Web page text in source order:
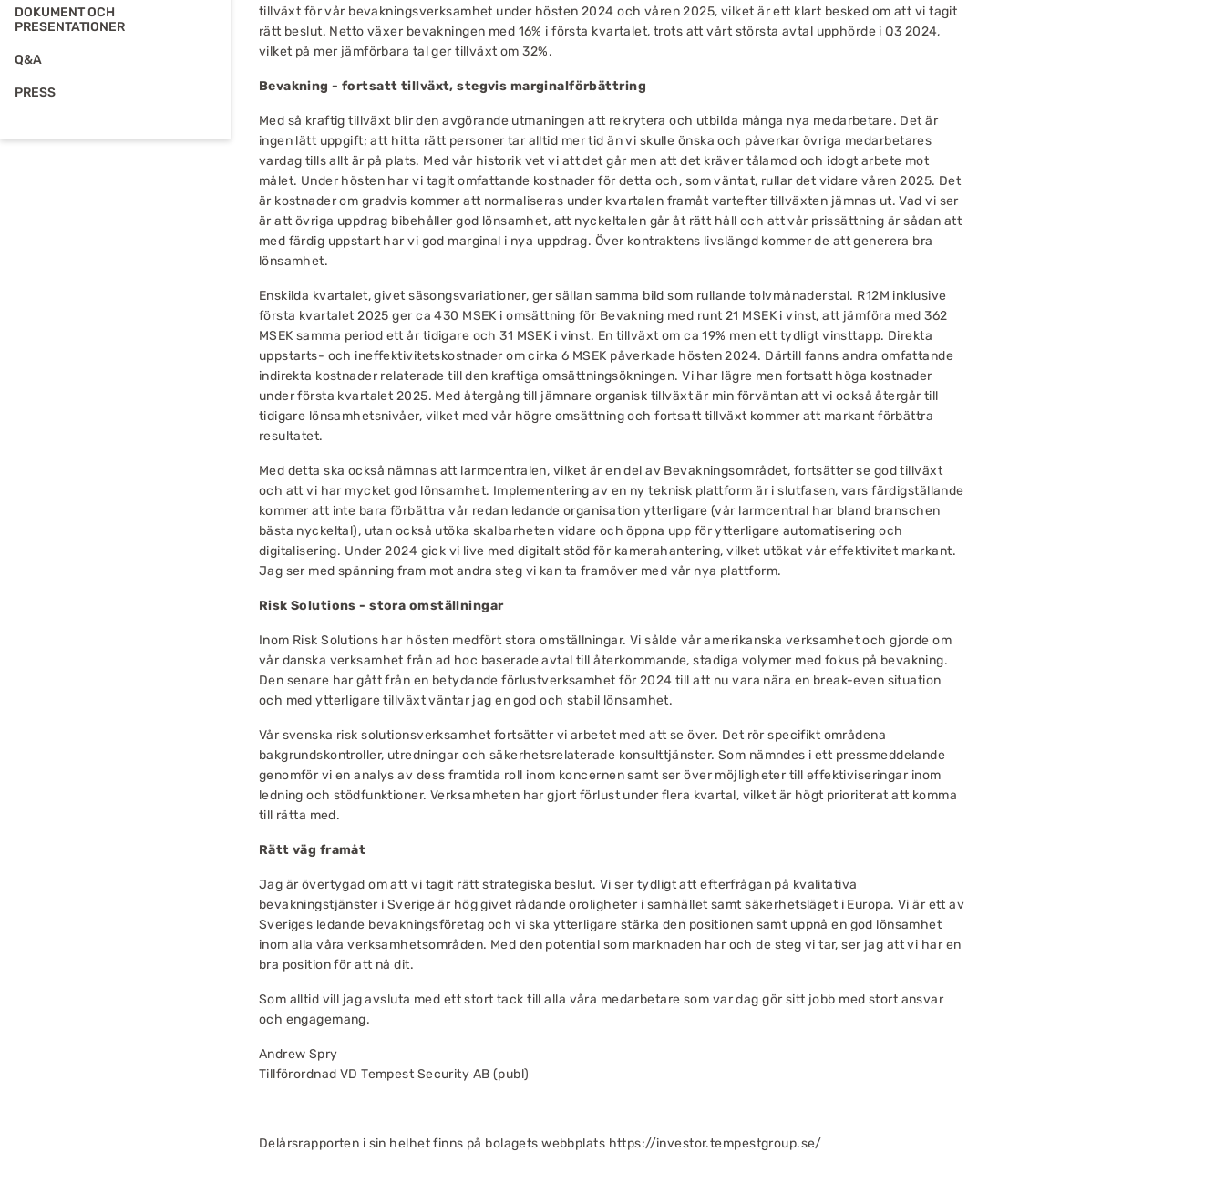
Insiders
Certified Adviser
Ledande befattningshavare
Bolagsordning
Bolagsstyrningsrapport
DOKUMENT OCH
PRESENTATIONER
Q&A
PRESS
tillväxt för vår bevakningsverksamhet under hösten 2024 och våren 2025, vilket är ett klart besked om att vi tagit
rätt beslut. Netto växer bevakningen med 16% i första kvartalet, trots att vårt största avtal upphörde i Q3 2024,
vilket på mer jämförbara tal ger tillväxt om 32%.
Bevakning - fortsatt tillväxt, stegvis marginalförbättring
Med så kraftig tillväxt blir den avgörande utmaningen att rekrytera och utbilda många nya medarbetare. Det är
ingen lätt uppgift; att hitta rätt personer tar alltid mer tid än vi skulle önska och påverkar övriga medarbetares
vardag tills allt är på plats. Med vår historik vet vi att det går men att det kräver tålamod och idogt arbete mot
målet. Under hösten har vi tagit omfattande kostnader för detta och, som väntat, rullar det vidare våren 2025. Det
är kostnader om gradvis kommer att normaliseras under kvartalen framåt vartefter tillväxten jämnas ut. Vad vi ser
är att övriga uppdrag bibehåller god lönsamhet, att nyckeltalen går åt rätt håll och att vår prissättning är sådan att
med färdig uppstart har vi god marginal i nya uppdrag. Över kontraktens livslängd kommer de att generera bra
lönsamhet.
Enskilda kvartalet, givet säsongsvariationer, ger sällan samma bild som rullande tolvmånaderstal. R12M inklusive
första kvartalet 2025 ger ca 430 MSEK i omsättning för Bevakning med runt 21 MSEK i vinst, att jämföra med 362
MSEK samma period ett år tidigare och 31 MSEK i vinst. En tillväxt om ca 19% men ett tydligt vinsttapp. Direkta
uppstarts- och ineffektivitetskostnader om cirka 6 MSEK påverkade hösten 2024. Därtill fanns andra omfattande
indirekta kostnader relaterade till den kraftiga omsättningsökningen. Vi har lägre men fortsatt höga kostnader
under första kvartalet 2025. Med återgång till jämnare organisk tillväxt är min förväntan att vi också återgår till
tidigare lönsamhetsnivåer, vilket med vår högre omsättning och fortsatt tillväxt kommer att markant förbättra
resultatet.
Med detta ska också nämnas att larmcentralen, vilket är en del av Bevakningsområdet, fortsätter se god tillväxt
och att vi har mycket god lönsamhet. Implementering av en ny teknisk plattform är i slutfasen, vars färdigställande
kommer att inte bara förbättra vår redan ledande organisation ytterligare (vår larmcentral har bland branschen
bästa nyckeltal), utan också utöka skalbarheten vidare och öppna upp för ytterligare automatisering och
digitalisering. Under 2024 gick vi live med digitalt stöd för kamerahantering, vilket utökat vår effektivitet markant.
Jag ser med spänning fram mot andra steg vi kan ta framöver med vår nya plattform.
Risk Solutions - stora omställningar
Inom Risk Solutions har hösten medfört stora omställningar. Vi sålde vår amerikanska verksamhet och gjorde om
vår danska verksamhet från ad hoc baserade avtal till återkommande, stadiga volymer med fokus på bevakning.
Den senare har gått från en betydande förlustverksamhet för 2024 till att nu vara nära en break-even situation
och med ytterligare tillväxt väntar jag en god och stabil lönsamhet.
Vår svenska risk solutionsverksamhet fortsätter vi arbetet med att se över. Det rör specifikt områdena
bakgrundskontroller, utredningar och säkerhetsrelaterade konsulttjänster. Som nämndes i ett pressmeddelande
genomför vi en analys av dess framtida roll inom koncernen samt ser över möjligheter till effektiviseringar inom
ledning och stödfunktioner. Verksamheten har gjort förlust under flera kvartal, vilket är högt prioriterat att komma
till rätta med.
Rätt väg framåt
Jag är övertygad om att vi tagit rätt strategiska beslut. Vi ser tydligt att efterfrågan på kvalitativa
bevakningstjänster i Sverige är hög givet rådande oroligheter i samhället samt säkerhetsläget i Europa. Vi är ett av
Sveriges ledande bevakningsföretag och vi ska ytterligare stärka den positionen samt uppnå en god lönsamhet
inom alla våra verksamhetsområden. Med den potential som marknaden har och de steg vi tar, ser jag att vi har en
bra position för att nå dit.
Som alltid vill jag avsluta med ett stort tack till alla våra medarbetare som var dag gör sitt jobb med stort ansvar
och engagemang.
Andrew Spry
Tillförordnad VD Tempest Security AB (publ)
Delårsrapporten i sin helhet finns på bolagets webbplats https://investor.tempestgroup.se/